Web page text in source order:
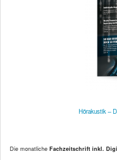
Hörakustik –
Die monatliche Fachzeitschrift inkl.